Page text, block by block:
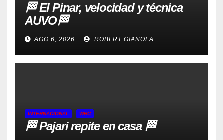
🏁 El Pinar, velocidad y técnica
AUVO🏁
AGO 6, 2026 ROBERT GIANOLA
INTERNACIONAL WRC
🏁 Pajari repite en casa 🏁